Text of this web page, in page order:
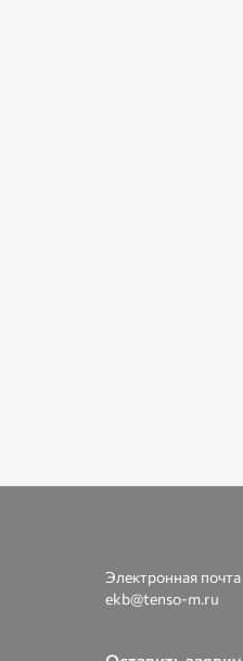
Электронная почта
ekb@tenso-m.ru